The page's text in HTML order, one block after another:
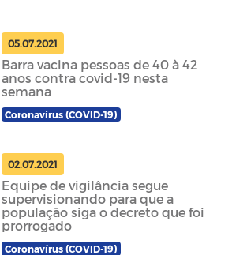
05.07.2021
Barra vacina pessoas de 40 à 42
anos contra covid-19 nesta
semana
Coronavírus (COVID-19)
02.07.2021
Equipe de vigilância segue
supervisionando para que a
população siga o decreto que foi
prorrogado
Coronavírus (COVID-19)